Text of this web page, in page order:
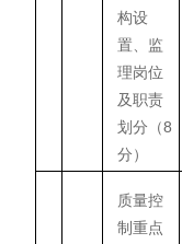
构设
置、监
理岗位
及职责
划分（8
分）
质量控
制重点